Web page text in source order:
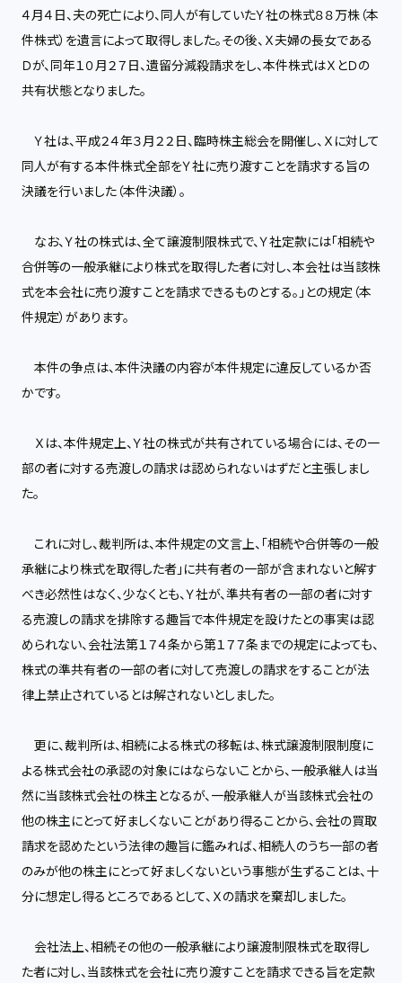
４月４日、夫の死亡により、同人が有していたＹ社の株式８８万株（本
件株式）を遺言によって取得しました。その後、Ｘ夫婦の長女である
Ｄが、同年１０月２７日、遺留分減殺請求をし、本件株式はＸとＤの
共有状態となりました。
Ｙ社は、平成２４年３月２２日、臨時株主総会を開催し、Ｘに対して
同人が有する本件株式全部をＹ社に売り渡すことを請求する旨の
決議を行いました（本件決議）。
なお、Ｙ社の株式は、全て譲渡制限株式で、Ｙ社定款には「相続や
合併等の一般承継により株式を取得した者に対し、本会社は当該株
式を本会社に売り渡すことを請求できるものとする。」との規定（本
件規定）があります。
本件の争点は、本件決議の内容が本件規定に違反しているか否
かです。
Ｘは、本件規定上、Ｙ社の株式が共有されている場合には、その一
部の者に対する売渡しの請求は認められないはずだと主張しまし
た。
これに対し、裁判所は、本件規定の文言上、「相続や合併等の一般
承継により株式を取得した者」に共有者の一部が含まれないと解す
べき必然性はなく、少なくとも、Ｙ社が、準共有者の一部の者に対す
る売渡しの請求を排除する趣旨で本件規定を設けたとの事実は認
められない、会社法第１７４条から第１７７条までの規定によっても、
株式の準共有者の一部の者に対して売渡しの請求をすることが法
律上禁止されているとは解されないとしました。
更に、裁判所は、相続による株式の移転は、株式譲渡制限制度に
よる株式会社の承認の対象にはならないことから、一般承継人は当
然に当該株式会社の株主となるが、一般承継人が当該株式会社の
他の株主にとって好ましくないことがあり得ることから、会社の買取
請求を認めたという法律の趣旨に鑑みれば、相続人のうち一部の者
のみが他の株主にとって好ましくないという事態が生ずることは、十
分に想定し得るところであるとして、Ｘの請求を棄却しました。
会社法上、相続その他の一般承継により譲渡制限株式を取得し
た者に対し、当該株式を会社に売り渡すことを請求できる旨を定款